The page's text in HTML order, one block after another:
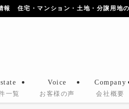
報 住宅・マンション・土地・分譲用地
一覧
Voice
お客様の声
Company
会社概要